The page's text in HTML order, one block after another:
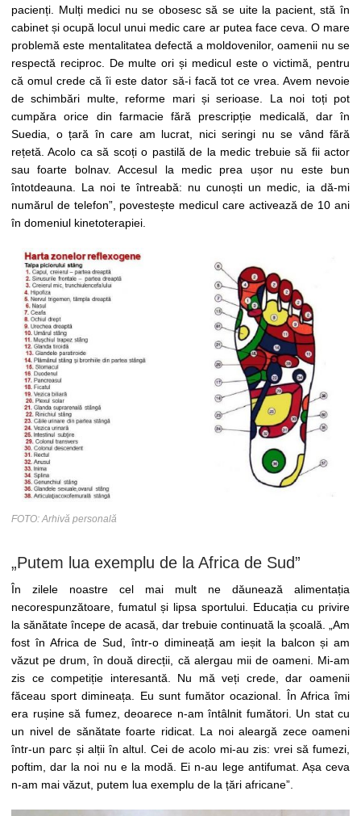
pacienți. Mulți medici nu se obosesc să se uite la pacient, stă în
cabinet și ocupă locul unui medic care ar putea face ceva. O mare
problemă este mentalitatea defectă a moldovenilor, oamenii nu se
respectă reciproc. De multe ori și medicul este o victimă, pentru
că omul crede că îi este dator să-i facă tot ce vrea. Avem nevoie
de schimbări multe, reforme mari și serioase. La noi toți pot
cumpăra orice din farmacie fără prescripție medicală, dar în
Suedia, o țară în care am lucrat, nici seringi nu se vând fără
rețetă. Acolo ca să scoți o pastilă de la medic trebuie să fii actor
sau foarte bolnav. Accesul la medic prea ușor nu este bun
întotdeauna. La noi te întreabă: nu cunoști un medic, ia dă-mi
numărul de telefon”, povestește medicul care activează de 10 ani
în domeniul kinetoterapiei.
FOTO: Arhivă personală
„Putem lua exemplu de la Africa de Sud”
În zilele noastre cel mai mult ne dăunează alimentația
necorespunzătoare, fumatul și lipsa sportului. Educația cu privire
la sănătate începe de acasă, dar trebuie continuată la școală. „Am
fost în Africa de Sud, într-o dimineață am ieșit la balcon și am
văzut pe drum, în două direcții, că alergau mii de oameni. Mi-am
zis ce competiție interesantă. Nu mă veți crede, dar oamenii
făceau sport dimineața. Eu sunt fumător ocazional. În Africa îmi
era rușine să fumez, deoarece n-am întâlnit fumători. Un stat cu
un nivel de sănătate foarte ridicat. La noi aleargă zece oameni
într-un parc și alții în altul. Cei de acolo mi-au zis: vrei să fumezi,
poftim, dar la noi nu e la modă. Ei n-au lege antifumat. Așa ceva
n-am mai văzut, putem lua exemplu de la țări africane”.